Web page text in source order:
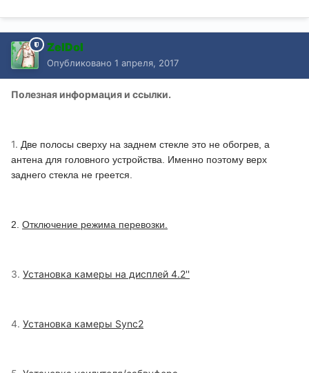
ZelDol
Опубликовано 1 апреля, 2017
Полезная информация и ссылки.
1. Две полосы сверху на заднем стекле это не обогрев, а
антена для головного устройства. Именно поэтому верх
заднего стекла не греется.
2. Отключение режима перевозки.
3. Установка камеры на дисплей 4.2''
4. Установка камеры Sync2